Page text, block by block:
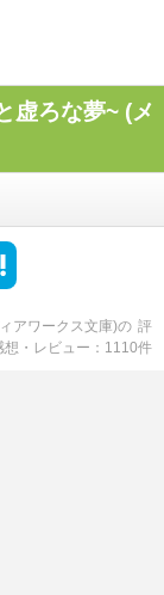
虚ろな夢~ (メ
アワークス文庫)の 評
想・レビュー 1110件